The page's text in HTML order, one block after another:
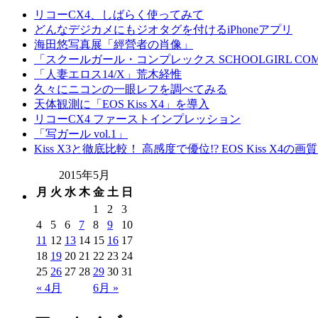
リコーCX4、しばらく使ってみて
どんなデジカメにもジオタグを付けるiPhoneアプリ
海田悠写真展「經營者の肖像」
「スクールガール・コンプレックス SCHOOLGIRL
「人妻エロス14/X」荒木経惟
久々にニコンの一眼レフを調べてみる
天体観測に「EOS Kiss X4」を導入
リコーCX4 ファーストインプレッション
「写ガール vol.1」
Kiss X3と徹底比較！ 高感度で優位!? EOS Kiss X4の画
2015年5月
月 火 水 木 金 土 日
« 4月 6月 »
1 2
3
4
5 6 7 8 9
10
11 12 13 14 15 16 17
18 19 20 21 22 23 24
25 26 27 28 29 30 31